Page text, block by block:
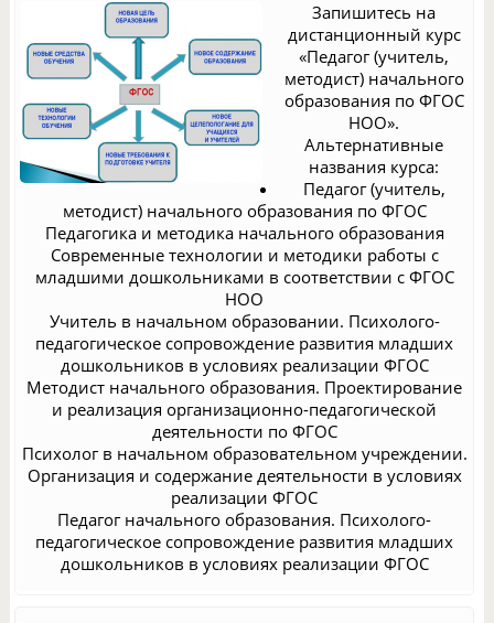
Запишитесь на
дистанционный курс
«Педагог (учитель,
методист) начального
образования по ФГОС
НОО».
Альтернативные
названия курса:
Педагог (учитель,
методист) начального образования по ФГОС
Педагогика и методика начального образования
Современные технологии и методики работы с
младшими дошкольниками в соответствии с ФГОС
НОО
Учитель в начальном образовании. Психолого-
педагогическое сопровождение развития младших
дошкольников в условиях реализации ФГОС
Методист начального образования. Проектирование
и реализация организационно-педагогической
деятельности по ФГОС
Психолог в начальном образовательном учреждении.
Организация и содержание деятельности в условиях
реализации ФГОС
Педагог начального образования. Психолого-
педагогическое сопровождение развития младших
дошкольников в условиях реализации ФГОС